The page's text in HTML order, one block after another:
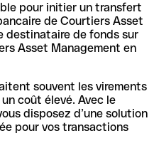
pour initier un transfert
de Courtiers Asset
destinataire de fonds sur
Asset Management en
souvent les virements
coût élevé. Avec le
disposez d’une solution
pour vos transactions